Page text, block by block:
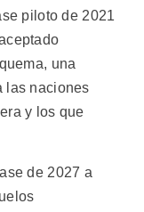
piloto de 2021
una
las naciones
y los que
de 2027 a